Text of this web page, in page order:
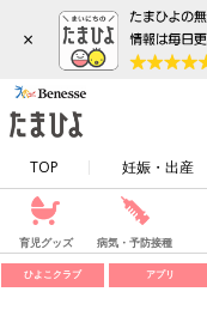
×
TOP 妊娠・出産
育児グッズ 病気・予防接種
ひよこクラブ アプリ